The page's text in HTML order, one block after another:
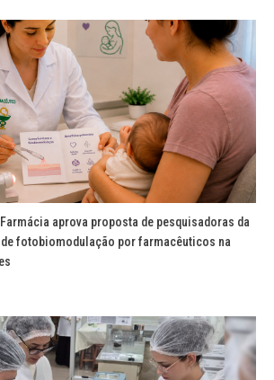
aprova proposta de pesquisadoras da
de fotobiomodulação por farmacêuticos na